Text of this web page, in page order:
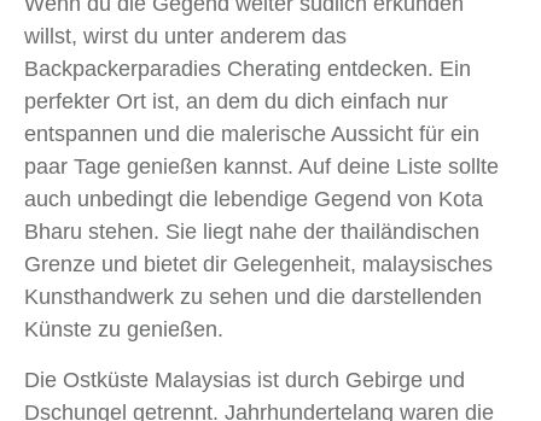
willst, wirst du unter anderem das
Backpackerparadies Cherating entdecken. Ein
perfekter Ort ist, an dem du dich einfach nur
entspannen und die malerische Aussicht für ein
paar Tage genießen kannst. Auf deine Liste sollte
auch unbedingt die lebendige Gegend von Kota
Bharu stehen. Sie liegt nahe der thailändischen
Grenze und bietet dir Gelegenheit, malaysisches
Kunsthandwerk zu sehen und die darstellenden
Künste zu genießen.
Die Ostküste Malaysias ist durch Gebirge und
Dschungel getrennt. Jahrhundertelang waren die